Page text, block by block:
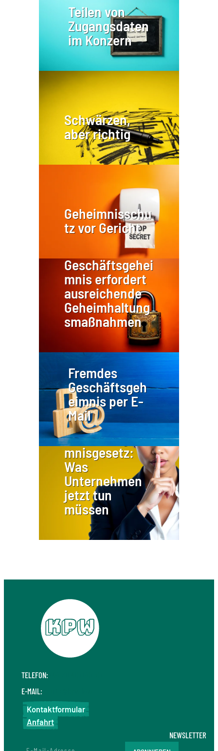
Teilen von
Zugangsdaten
im Konzern
Schwärzen,
aber richtig
Geheimnisschu
tz vor Gericht
Geschäftsgehei
mnis erfordert
ausreichende
Geheimhaltung
smaßnahmen
Fremdes
Geschäftsgeh
eimnis per E-
Mail
Geschäftsgehei
mnisgesetz:
Was
Unternehmen
jetzt tun
müssen
TELEFON:
E-MAIL:
Kontaktformular
Anfahrt
NEWSLETTER